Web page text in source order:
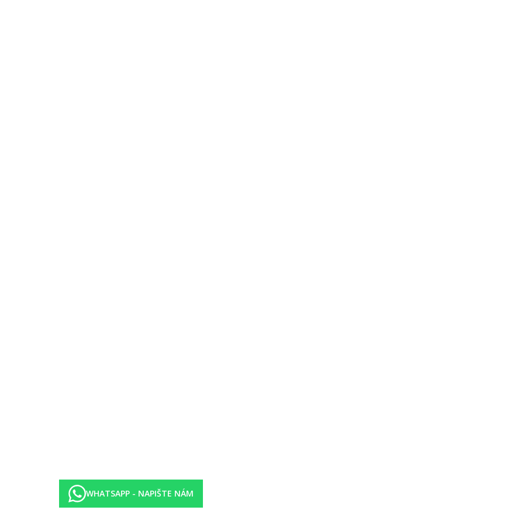
hala s recepcí, hlavní restaurace, à la carte restaurace, několik barů, kadeřník, kosmetický salon, společenská místnost, wellness
trezor, minibar (denně doplňován), TV/sat., set na přípravu kávy a čaje, balkon nebo terasa.
2 koupelny.
se o akční pokoj pro rodiny se dvěma dětmi za výhodnější cenu.
zdarma.
kurty, stolní tenis, minifotbal.
WHATSAPP - NAPIŠTE NÁM